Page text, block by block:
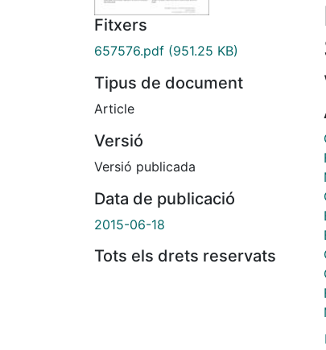
Fitxers
657576.pdf (951.25 KB)
Tipus de document
Article
Versió
Versió publicada
Data de publicació
2015-06-18
Tots els drets reservats